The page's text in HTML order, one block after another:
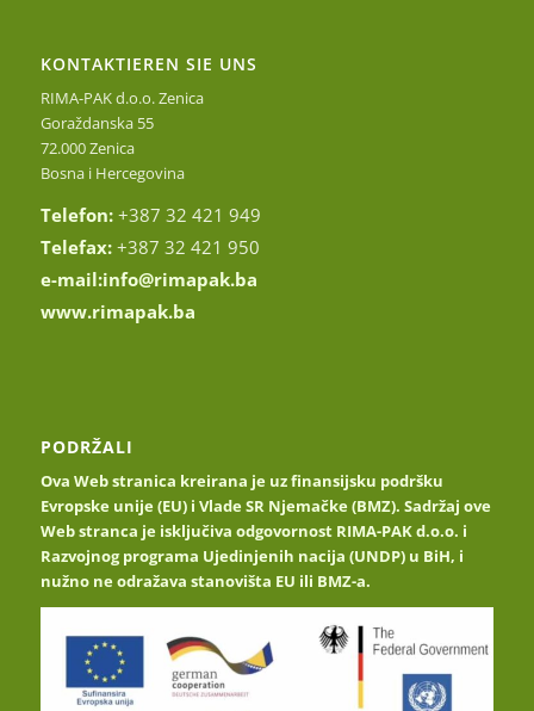
KONTAKTIEREN SIE UNS
RIMA-PAK d.o.o. Zenica
Goraždanska 55
72.000 Zenica
Bosna i Hercegovina
Telefon: +387 32 421 949
Telefax: +387 32 421 950
e-mail:info@rimapak.ba
www.rimapak.ba
PODRŽALI
Ova Web stranica kreirana je uz finansijsku podršku
Evropske unije (EU) i Vlade SR Njemačke (BMZ). Sadržaj ove
Web stranca je isključiva odgovornost RIMA-PAK d.o.o. i
Razvojnog programa Ujedinjenih nacija (UNDP) u BiH, i
nužno ne odražava stanovišta EU ili BMZ-a.